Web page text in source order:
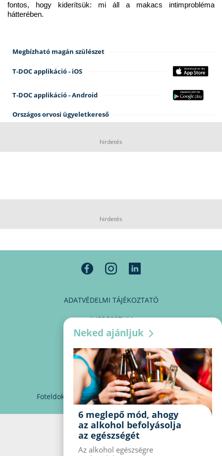
fontos, hogy kiderítsük: mi áll a makacs intimprobléma
hátterében.
Megbízható magán szülészet
T-DOC applikáció - iOS
T-DOC applikáció - Android
Országos orvosi ügyeletkereső
hirdetés
hirdetés
ADATVÉDELMI TÁJÉKOZTATÓ
IMPRESSZUM
MÉDIAAJÁNLAT
PARTNEREINK
KAPCSOLAT
Foteldoki info@foteldoki.hu Süti beállítások
Neked ajánljuk
6 meglepő mód, ahogy
az alkohol befolyásolja
az egészségét
Az alkohol egészségre